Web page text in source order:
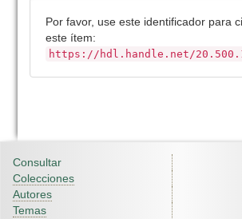
Por favor, use este identificador para
este ítem:
https://hdl.handle.net/
Consultar
Colecciones
Autores
Temas